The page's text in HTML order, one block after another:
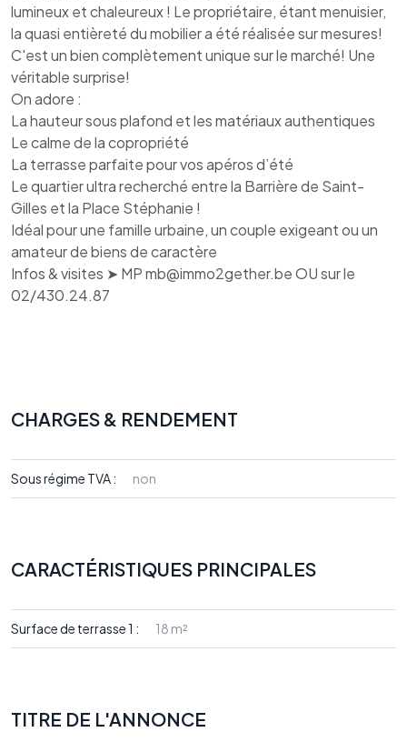
lumineux et chaleureux ! Le propriétaire, étant menuisier,
la quasi entièreté du mobilier a été réalisée sur mesures!
C'est un bien complètement unique sur le marché! Une
véritable surprise!
On adore :
La hauteur sous plafond et les matériaux authentiques
Le calme de la copropriété
La terrasse parfaite pour vos apéros d’été
Le quartier ultra recherché entre la Barrière de Saint-
Gilles et la Place Stéphanie !
Idéal pour une famille urbaine, un couple exigeant ou un
amateur de biens de caractère
Infos & visites ➤ MP mb@immo2gether.be OU sur le
02/430.24.87
CHARGES & RENDEMENT
Sous régime TVA : non
CARACTÉRISTIQUES PRINCIPALES
Surface de terrasse 1 : 18 m²
TITRE DE L'ANNONCE